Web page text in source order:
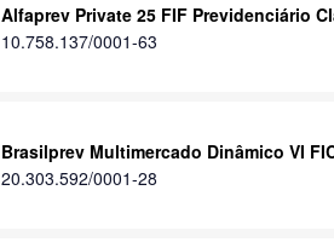
Alfaprev Private 25 FIF Previdenciário
10.758.137/0001-63
Brasilprev Multimercado Dinâmico VI
20.303.592/0001-28